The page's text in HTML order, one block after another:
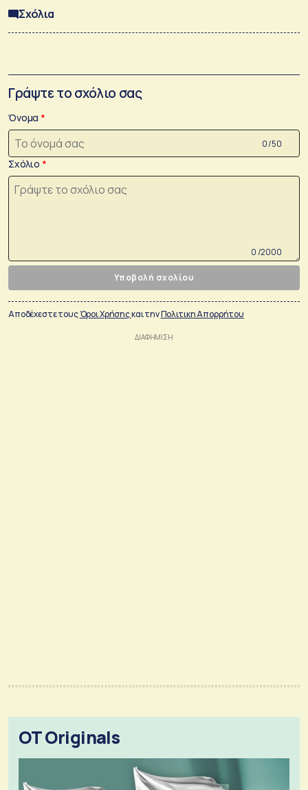
Σχόλια
Γράψτε το σχόλιο σας
Όνομα
0 /50
Σχόλιο
0 /2000
Υποβολή σχολίου
Αποδέχεστε τουςΌροι Χρήσηςκαι τηνΠολιτικη Απορρήτου
OT Originals